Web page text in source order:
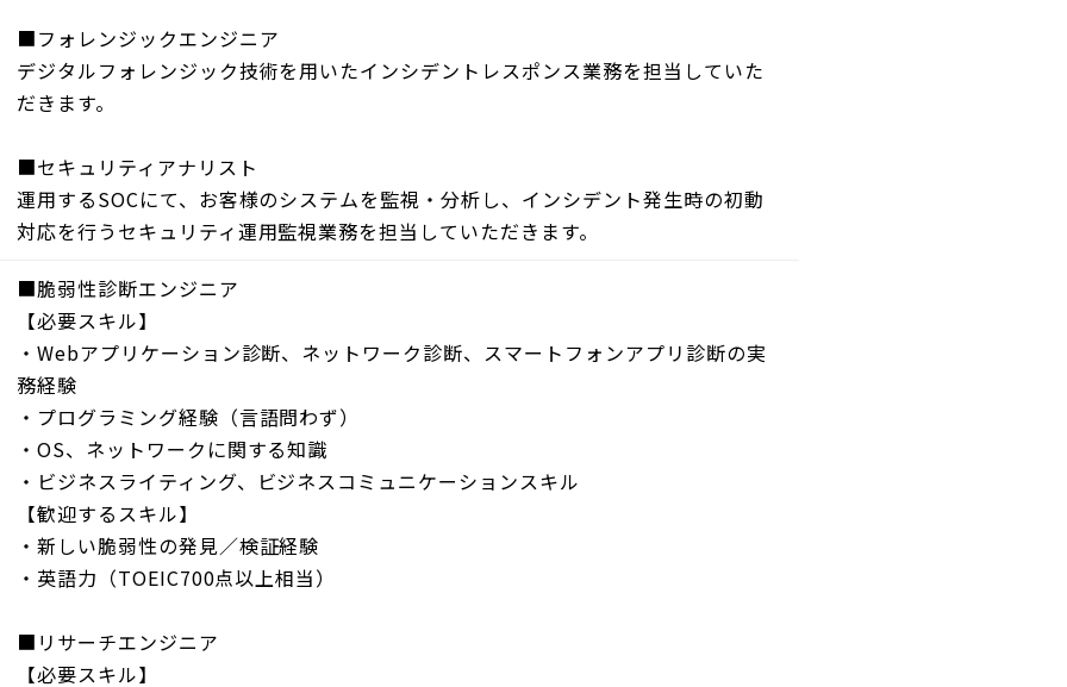
■フォレンジックエンジニア
デジタルフォレンジック技術を用いたインシデントレスポンス業務を担当していた
だきます。
■セキュリティアナリスト
運用するSOCにて、お客様のシステムを監視・分析し、インシデント発生時の初動
対応を行うセキュリティ運用監視業務を担当していただきます。
■脆弱性診断エンジニア
【必要スキル】
・Webアプリケーション診断、ネットワーク診断、スマートフォンアプリ診断の実
務経験
・プログラミング経験（言語問わず）
・OS、ネットワークに関する知識
・ビジネスライティング、ビジネスコミュニケーションスキル
【歓迎するスキル】
・新しい脆弱性の発見／検証経験
・英語力（TOEIC700点以上相当）
■リサーチエンジニア
【必要スキル】